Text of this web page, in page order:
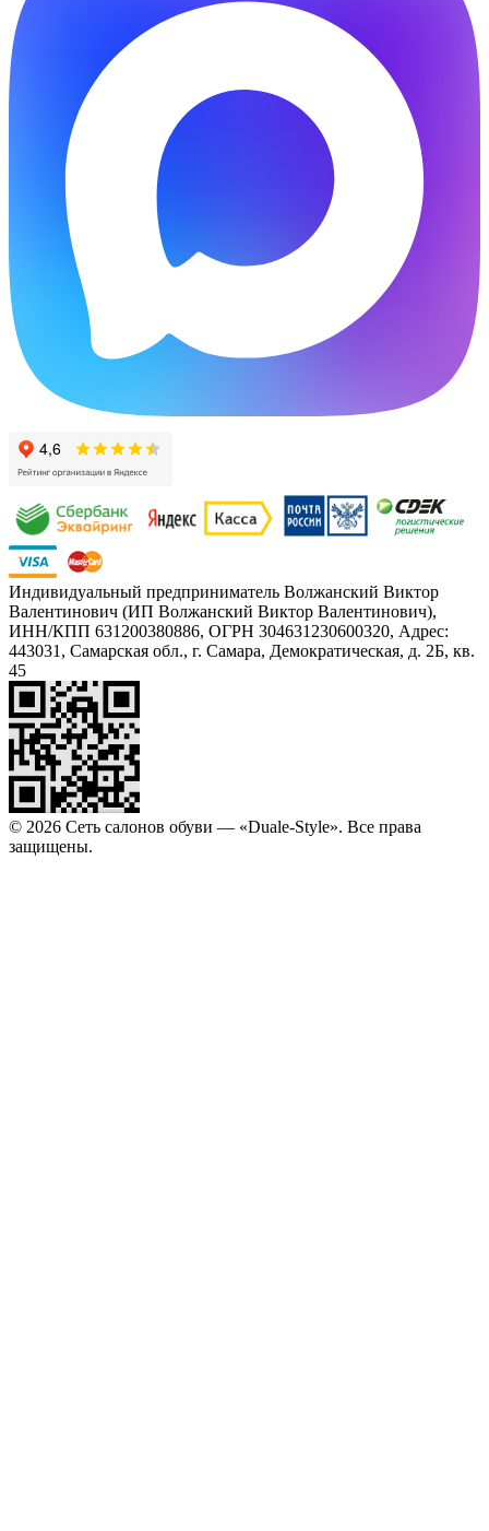
Индивидуальный предприниматель Волжанский Виктор
Валентинович (ИП Волжанский Виктор Валентинович),
ИНН/КПП 631200380886, ОГРН 304631230600320, Адрес:
443031, Самарская обл., г. Самара, Демократическая, д. 2Б, кв.
45
© 2026 Сеть салонов обуви — «Duale-Style». Все права
защищены.